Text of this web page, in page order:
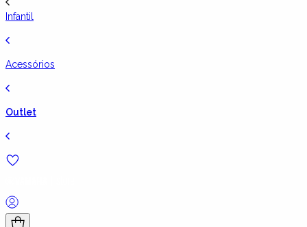
Infantil
Acessórios
Outlet